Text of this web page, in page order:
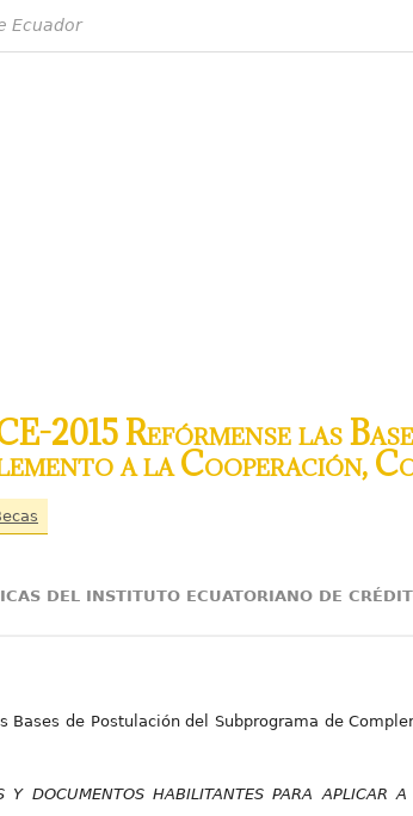
Ecuador
2015 Refórmense las
a la Cooperación,
DEL INSTITUTO ECUATORIANO DE
de Postulación del Subprograma de
Y DOCUMENTOS HABILITANTES PARA APLICAR